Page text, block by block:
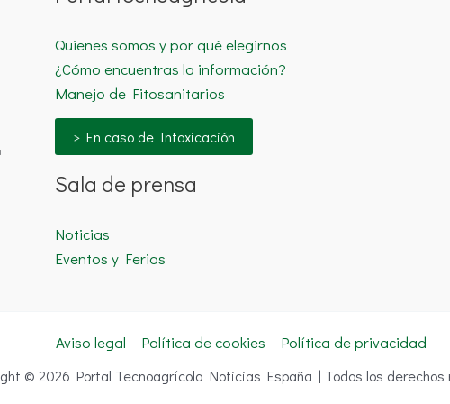
Quienes somos y por qué elegirnos
¿Cómo encuentras la información?
Manejo de Fitosanitarios
> En caso de Intoxicación
Sala de prensa
Noticias
Eventos y Ferias
Aviso legal Política de cookies Política de privacidad
© 2026 Portal Tecnoagrícola Noticias España | Todos los derechos